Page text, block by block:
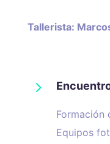
Tallerista:
5
Formación
Equipos